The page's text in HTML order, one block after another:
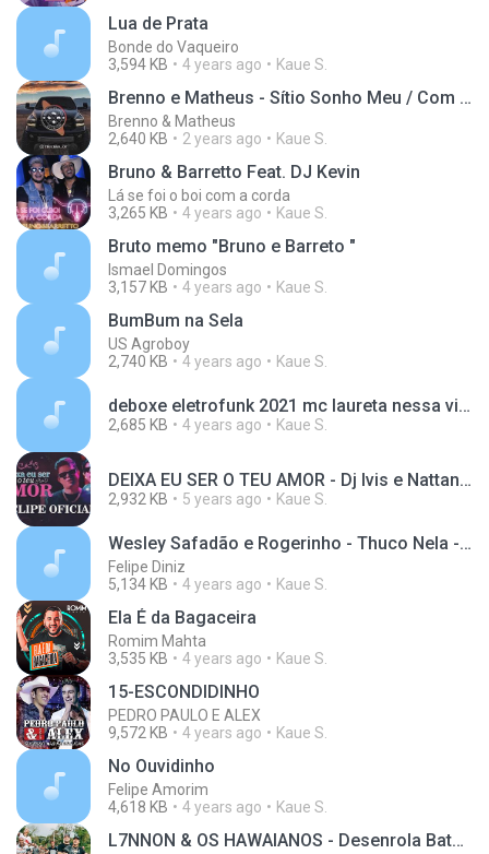
Lua de Prata
Bonde do Vaqueiro
3,594 KB
4 years ago Kaue S.
Brenno e Matheus - Sítio Sonho Meu / Com Grave (Bass Sertanejo)
Brenno & Matheus
2,640 KB
2 years ago Kaue S.
Bruno & Barretto Feat. DJ Kevin
Lá se foi o boi com a corda
3,265 KB
4 years ago Kaue S.
Bruto memo "Bruno e Barreto "
Ismael Domingos
3,157 KB
4 years ago Kaue S.
BumBum na Sela
US Agroboy
2,740 KB
4 years ago Kaue S.
deboxe eletrofunk 2021 mc laureta nessa virada do ano vamos fazer diferente (vigaz)
2,685 KB 4 years ago Kaue S.
DEIXA EU SER O TEU AMOR - Dj Ivis e Nattan (CLIPE OFICIAL)
2,932 KB 5 years ago Kaue S.
Wesley Safadão e Rogerinho - Thuco Nela - Música Nova
Felipe Diniz
5,134 KB
4 years ago Kaue S.
Ela É da Bagaceira
Romim Mahta
3,535 KB
4 years ago Kaue S.
15-ESCONDIDINHO
PEDRO PAULO E ALEX
9,572 KB
4 years ago Kaue S.
No Ouvidinho
Felipe Amorim
4,618 KB
4 years ago Kaue S.
L7NNON & OS HAWAIANOS - Desenrola Bate Joga de Ladin (Dj Bel da Cdd e Biel do Furduncinho)